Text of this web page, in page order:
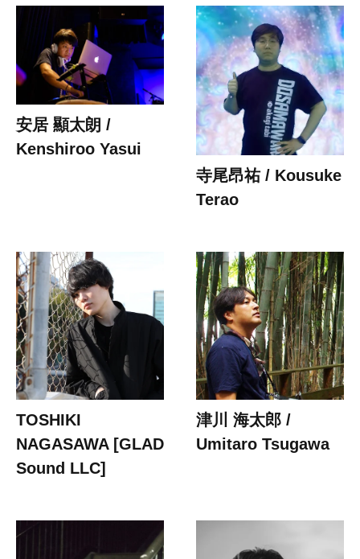
安居 顯太朗 /
Kenshiroo Yasui
寺尾昂祐 / Kousuke
Terao
TOSHIKI
NAGASAWA [GLAD
Sound LLC]
津川 海太郎 /
Umitaro Tsugawa